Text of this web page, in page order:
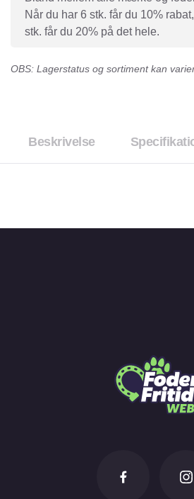
Når du har 6 stk. får du 10%
stk. får du 20% på det hele.
OBS: Lagerstatus og sortiment kan
Beskrivelse